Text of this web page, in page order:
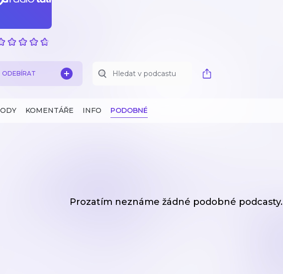
ODEBÍRAT
KOMENTÁŘE INFO PODOBNÉ
Prozatím neznáme žádné podobné podcasty.